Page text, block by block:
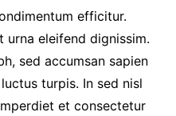
efficitur.
urna eleifend dignissim.
sed accumsan sapien
turpis. In sed nisl
et consectetur